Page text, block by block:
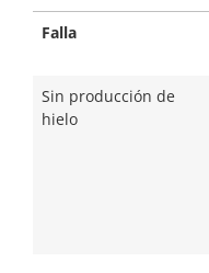
Falla
Sin producción de
hielo